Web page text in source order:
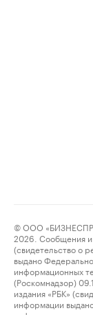
© ООО
2026. Сообщения и
(свидетельство о
выдано
информационных
(Роскомнадзор)
издания «РБК»
информации